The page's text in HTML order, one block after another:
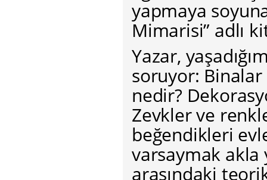
yapmaya
Mimarisi” adlı
Yazar,
soruyor:
nedir?
Zevkler ve
beğendikleri
varsaymak akla
arasındaki